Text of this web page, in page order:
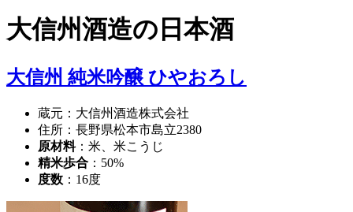
大信州酒造の日本酒
大信州 純米吟醸 ひやおろし
蔵元：大信州酒造株式会社
住所：長野県松本市島立2380
原材料：米、米こうじ
精米歩合 ：50%
度数 ：16度